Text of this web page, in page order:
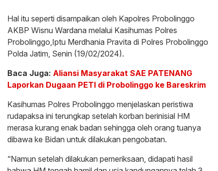
Hal itu seperti disampaikan oleh Kapolres Probolinggo
AKBP Wisnu Wardana melalui Kasihumas Polres
Probolinggo,Iptu Merdhania Pravita di Polres Probolinggo
Polda Jatim, Senin (19/02/2024).
Baca Juga: Aliansi Masyarakat SAE PATENANG
Laporkan Dugaan PETI di Probolinggo ke Bareskrim
Kasihumas Polres Probolinggo menjelaskan peristiwa
rudapaksa ini terungkap setelah korban berinisial HM
merasa kurang enak badan sehingga oleh orang tuanya
dibawa ke Bidan untuk dilakukan pengobatan.
“Namun setelah dilakukan pemeriksaan, didapati hasil